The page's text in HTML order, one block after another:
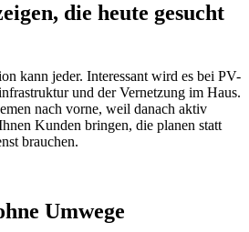
die heute gesucht
kann jeder. Interessant wird es bei PV-
und der Vernetzung im Haus.
nach vorne, weil danach aktiv
Kunden bringen, die planen statt
brauchen.
Umwege